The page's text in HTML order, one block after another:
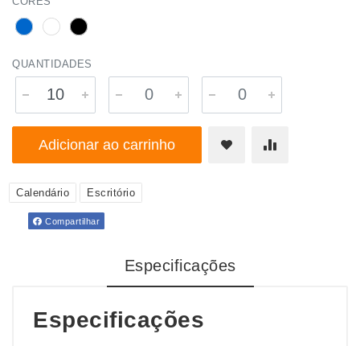
QUANTIDADES
Adicionar ao carrinho
Calendário Escritório
Compartilhar
Especificações
Especificações